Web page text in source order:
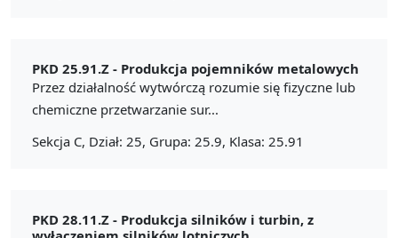
PKD 25.91.Z - Produkcja pojemników metalowych
Przez działalność wytwórczą rozumie się fizyczne lub
chemiczne przetwarzanie sur...
Sekcja C, Dział: 25, Grupa: 25.9, Klasa: 25.91
PKD 28.11.Z - Produkcja silników i turbin, z